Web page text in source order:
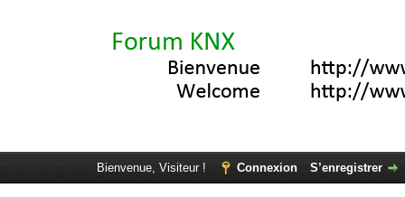
Bienvenue, Visiteur ! Connexion S’enregistrer